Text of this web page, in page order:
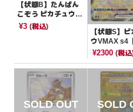
【状態B】たんぱん
こぞう ピカチュウマ
ーク【-】{060/066}
¥3 (税込)
【状態S】ピ
ウVMAX s4
R】{031/
¥2300(税込